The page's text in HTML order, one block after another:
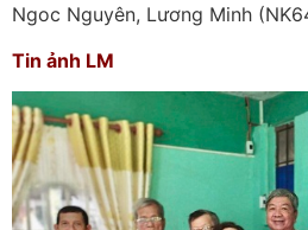
Ngoc Nguyên, Lương Minh
Tin ảnh LM